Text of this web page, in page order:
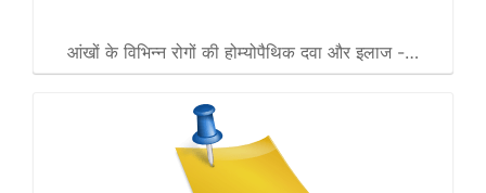
आंखों के विभिन्न रोगों की होम्योपैथिक दवा और इलाज -…